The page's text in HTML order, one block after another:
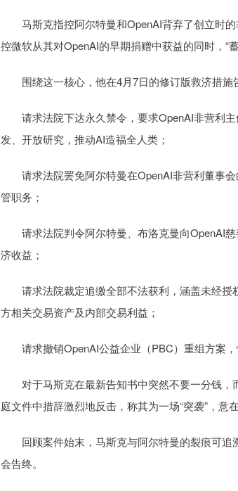
马斯克指控阿尔特曼和OpenAI背弃了创立时的
控微软从其对OpenAI的早期捐赠中获益的同时，“
围绕这一核心，他在4月7日的修订版救济措施
请求法院下达永久禁令，要求OpenAI非营利主
发、开放研究，推动AI造福全人类；
请求法院罢免阿尔特曼在OpenAI非营利董事会
管职务；
请求法院判令阿尔特曼、布洛克曼向OpenAI慈
济收益；
请求法院裁定追缴全部不法获利，涵盖未经授
方相关交易资产及内部交易利益；
请求撤销OpenAI公益企业（PBC）重组方案，
对于马斯克在最新告知书中突然不要一分钱，
庭文件中措辞激烈地反击，称其为一场“突袭”，意
回顾案件始末，马斯克与阿尔特曼的裂痕可追
会告终。